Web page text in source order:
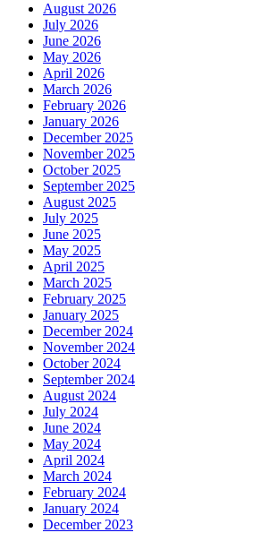
August 2026
July 2026
June 2026
May 2026
April 2026
March 2026
February 2026
January 2026
December 2025
November 2025
October 2025
September 2025
August 2025
July 2025
June 2025
May 2025
April 2025
March 2025
February 2025
January 2025
December 2024
November 2024
October 2024
September 2024
August 2024
July 2024
June 2024
May 2024
April 2024
March 2024
February 2024
January 2024
December 2023